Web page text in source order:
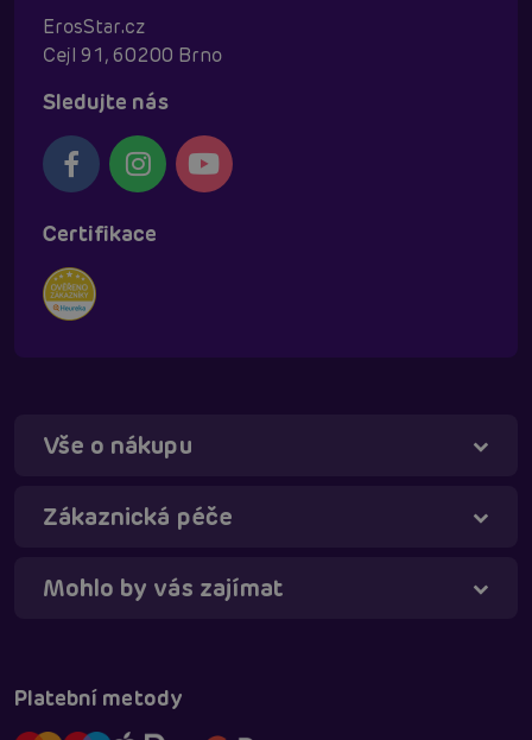
ErosStar.cz
Cejl 91, 60200 Brno
Sledujte nás
Certifikace
Vše o nákupu
Zákaznická péče
Mohlo by vás zajímat
Platební metody
Táňa - virtuální asistentka